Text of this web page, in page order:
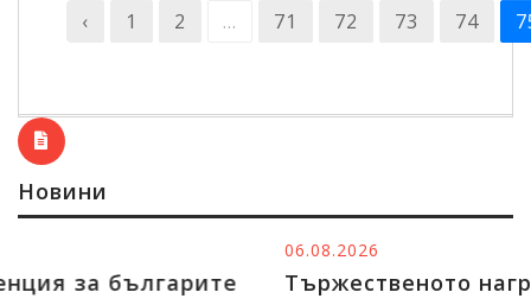
‹ 1 2 ... 71 72 73 74
Новини
Тържественото награждаване на